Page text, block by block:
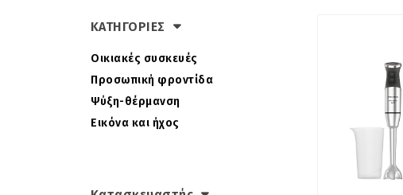
ΚΑΤΗΓΟΡΙΕΣ
Οικιακές συσκευές
Προσωπική φροντίδα
Ψύξη-θέρμανση
Εικόνα και ήχος